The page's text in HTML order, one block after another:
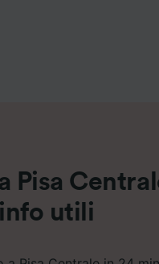
Pisa
utili